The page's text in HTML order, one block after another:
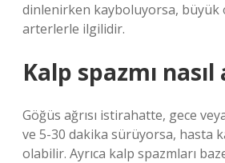
dinlenirken kayboluyorsa, büyük
arterlerle ilgilidir.
Kalp spazmı nasıl
Göğüs ağrısı istirahatte, gece
ve 5-30 dakika sürüyorsa, hasta
olabilir. Ayrıca kalp spazmları